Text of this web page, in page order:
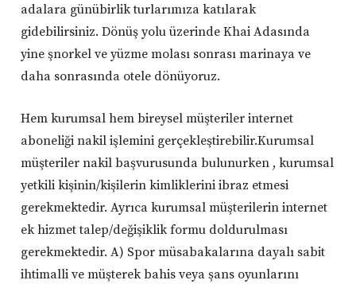
adalara günübirlik turlarımıza katılarak
gidebilirsiniz. Dönüş yolu üzerinde Khai Adasında
yine şnorkel ve yüzme molası sonrası marinaya ve
daha sonrasında otele dönüyoruz.
Hem kurumsal hem bireysel müşteriler internet
aboneliği nakil işlemini gerçekleştirebilir.Kurumsal
müşteriler nakil başvurusunda bulunurken , kurumsal
yetkili kişinin/kişilerin kimliklerini ibraz etmesi
gerekmektedir. Ayrıca kurumsal müşterilerin internet
ek hizmet talep/değişiklik formu doldurulması
gerekmektedir. A) Spor müsabakalarına dayalı sabit
ihtimalli ve müşterek bahis veya şans oyunlarını